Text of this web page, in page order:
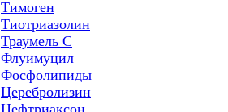
Тимоген
Тиотриазолин
Траумель С
Флуимуцил
Фосфолипиды
Церебролизин
Цефтриаксон